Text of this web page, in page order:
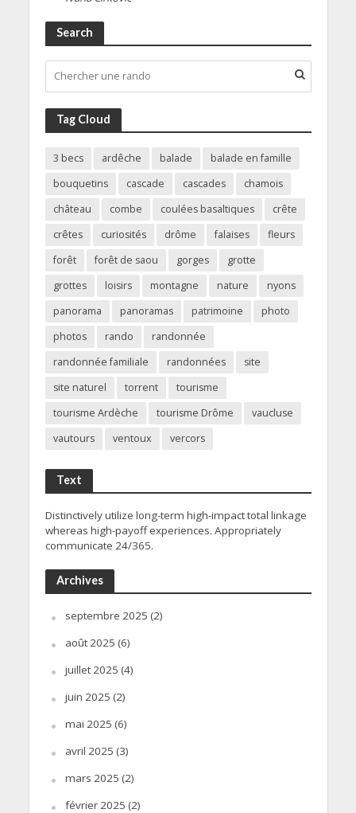
Search
Tag Cloud
3 becs ardêche balade
balade en famille
bouquetins
cascade cascades
chamois
château
combe coulées basaltiques
crête
crêtes
curiosités drôme falaises
fleurs
forêt
forêt de saou gorges
grotte
grottes
loisirs montagne nature
nyons
panorama
panoramas patrimoine
photo
photos
rando
randonnée
randonnée familiale
randonnées
site
site naturel
torrent
tourisme
tourisme Ardèche
tourisme Drôme
vaucluse
vautours
ventoux vercors
Text
Distinctively utilize long-term high-impact total linkage
whereas high-payoff experiences. Appropriately
communicate 24/365.
Archives
septembre 2025 (2)
août 2025 (6)
juillet 2025 (4)
juin 2025 (2)
mai 2025 (6)
avril 2025 (3)
mars 2025 (2)
février 2025 (2)